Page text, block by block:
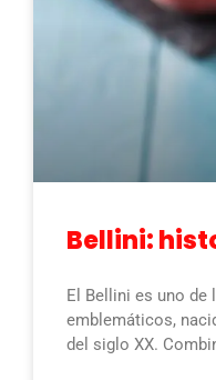
Bellini:
El Bellini es uno
emblemáticos,
del siglo XX.